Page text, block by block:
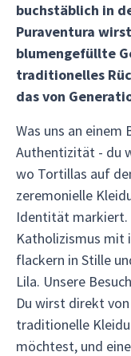
buchstäblich in
Puraventura
blumengefüllte
traditionelles
das von
Was uns an
Authentizität - du
wo Tortillas auf
zeremonielle
Identität markiert.
Katholizismus mit
flackern in Stille
Lila. Unsere
Du wirst direkt
traditionelle
möchtest, und